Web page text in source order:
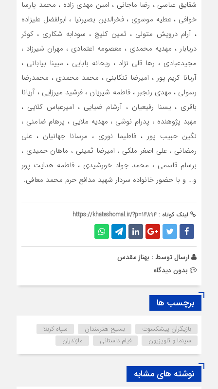
شقایق عباسی ، رضا ماجانی ، امین مهدی زاده ، محمد پارسا
خوافی ، عطیه موسوی ، فخرالدین بصیرنیا ، ابولفضل علیزاده
، آرام درویش متولی ، ثمین کلیچ ، سودابه شکاری ، کوثر
دریابار ، مهدیه محمدی ، معصومه اعتمادی ، مهران شیرزاد ،
مجیدعبادی ، رها قلی نژاد ، ریحانه بابایی ، مبینا بیابانی ،
آریانا کریم پور ، امیرضا تنکابنی ، محمد محمدی ، محمدرضا
رسولی ، مهدی رنجبر ، فاطمه شیریان ، فرشید میرزایی ، آریانا
باقری ، یسنا رفیعیان ، آرشام ضیایی ، امیرعباس کلایی ،
مهبد پژوهنده ، پدرام نوشی ، مهدیه ملایی ، پرهام ضامنی ،
نگین حبیب پور ، فاطیما نوری ، مرسانا جهانیان ، علی
رمضانی ، علی اصغر ملکی ، امیرضا ثمینی ، ماهان حمیدی ،
برسام قاسمی ، محمد جواد خورشیدی ، فاطمه هدایت پور
و… و با حضور خانواده سردار شهید مدافع حرم محمد معافی.
لینک کوتاه : https://khateshomal.ir/?p=14894
ارسال توسط : بهناز مقدس
بدون دیدگاه
برچسب ها
بازیگران پیشکسوت بسیج هنرمندان
سپاه کربلا
سینما و تلویزیون
فیلم داستانی مازندران
نوشته های مشابه